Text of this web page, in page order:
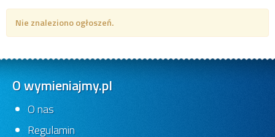
Nie znaleziono ogłoszeń.
O wymieniajmy.pl
O nas
Regulamin